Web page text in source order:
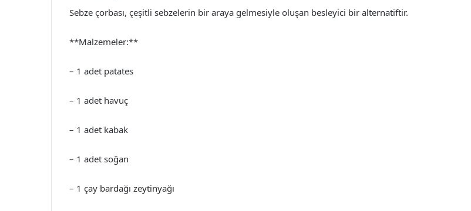
Sebze çorbası, çeşitli sebzelerin bir araya gelmesiyle oluşan besleyici bir alternatiftir.
**Malzemeler:**
– 1 adet patates
– 1 adet havuç
– 1 adet kabak
– 1 adet soğan
– 1 çay bardağı zeytinyağı